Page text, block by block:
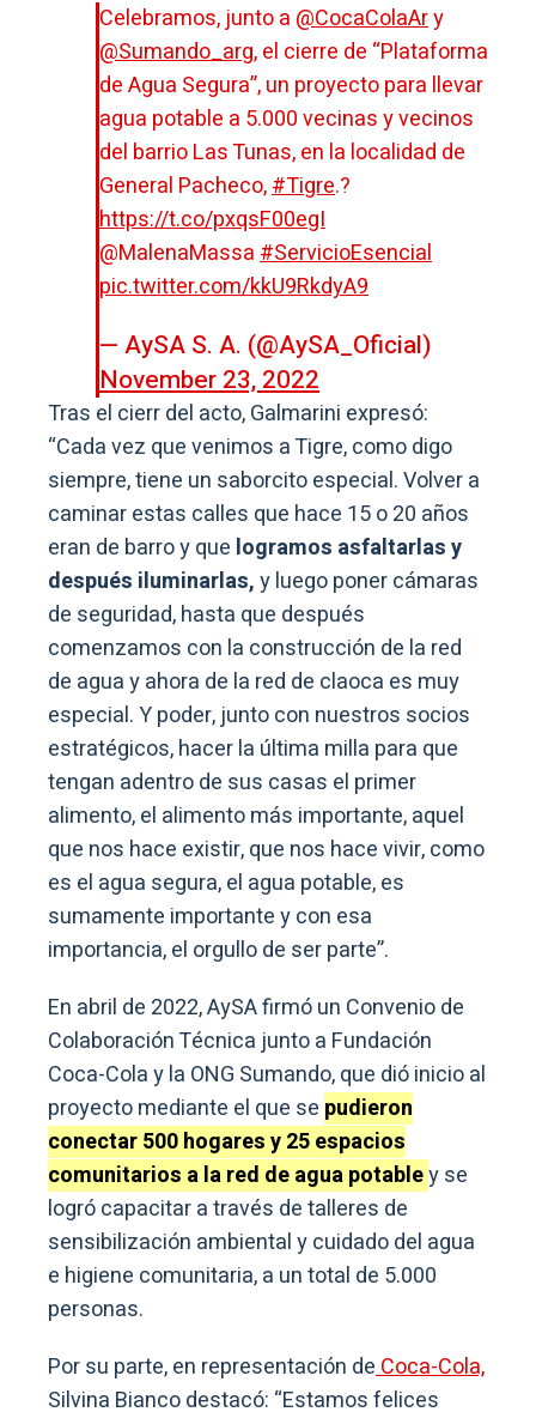
Celebramos, junto a @CocaColaAry
@Sumando_arg, el cierre de “Plataforma
de Agua Segura”, un proyecto para llevar
agua potable a 5.000 vecinas y vecinos
del barrio Las Tunas, en la localidad de
General Pacheco,#Tigre.?
https://t.co/pxqsF00egI
@MalenaMassa#ServicioEsencial
pic.twitter.com/kkU9RkdyA9
— AySA S. A. (@AySA_Oficial)
November 23, 2022
Tras el cierr del acto, Galmarini expresó:
“Cada vez que venimos a Tigre, como digo
siempre, tiene un saborcito especial. Volver a
caminar estas calles que hace 15 o 20 años
eran de barro y que logramos asfaltarlas y
después iluminarlas,y luego poner cámaras
de seguridad, hasta que después
comenzamos con la construcción de la red
de agua y ahora de la red de claoca es muy
especial. Y poder, junto con nuestros socios
estratégicos, hacer la última milla para que
tengan adentro de sus casas el primer
alimento, el alimento más importante, aquel
que nos hace existir, que nos hace vivir, como
es el agua segura, el agua potable, es
sumamente importante y con esa
importancia, el orgullo de ser parte”.
En abril de 2022, AySA firmó un Convenio de
Colaboración Técnica junto a Fundación
Coca-Cola y la ONG Sumando, que dió inicio al
proyecto mediante el que se pudieron
conectar 500 hogares y 25 espacios
comunitarios a la red de agua potabley se
logró capacitar a través de talleres de
sensibilización ambiental y cuidado del agua
e higiene comunitaria, a un total de 5.000
personas.
Por su parte, en representación deCoca-Cola,
Silvina Bianco destacó: “Estamos felices